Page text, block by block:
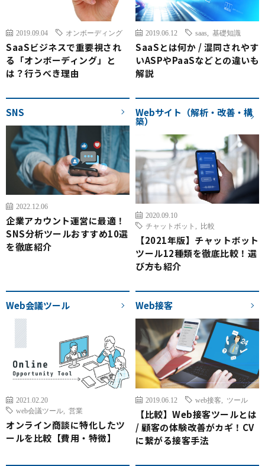
2019.09.04 オンボーディング
SaaSビジネスで重要視され
る「オンボーディング」と
は？行うべき理由
2019.06.12 saas 基礎知識
SaaSとは何か / 混同されやす
いASPやPaaSなどとの違いも
解説
SNS
2022.12.06
企業アカウント運営に最適！
SNS分析ツールおすすめ10選
を徹底紹介
Webサイト（解析・改善・構
築）
2020.09.10
チャットボット
比較
【2021年版】チャットボット
ツール12種類を徹底比較！選
び方も紹介
Web会議ツール
2021.02.20
web会議ツール
営業
オンライン商談に特化したツ
ールを比較【費用・特徴】
Web接客
2019.06.12 web接客 ツール
【比較】Web接客ツールとは
/ 顧客の体験改善がカギ！CV
に繋がる接客手法